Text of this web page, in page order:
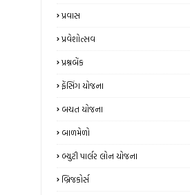
પ્રવાસ
પ્રવેશોત્સવ
પ્રશ્નબેંક
ફેંસિંગ યોજના
બચત યોજના
બાળમેળો
બ્યુટી પાર્લર લોન યોજના
બ્રિજકોર્સ